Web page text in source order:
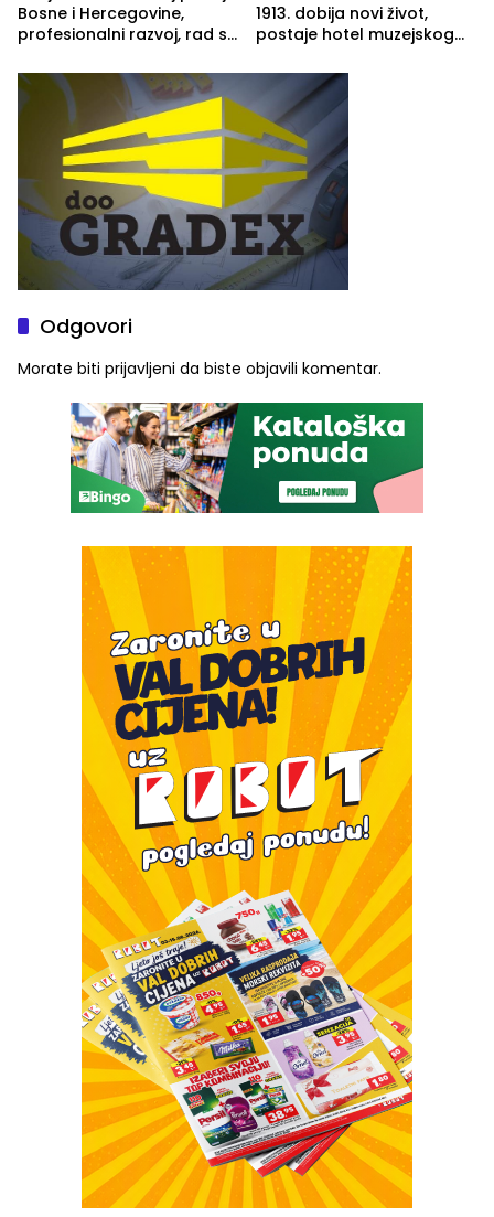
Bosne i Hercegovine,
profesionalni razvoj, rad sa
služba građanima
1913. dobija novi život,
postaje hotel muzejskog
Odgovori
Morate biti prijavljeni da biste objavili komentar.